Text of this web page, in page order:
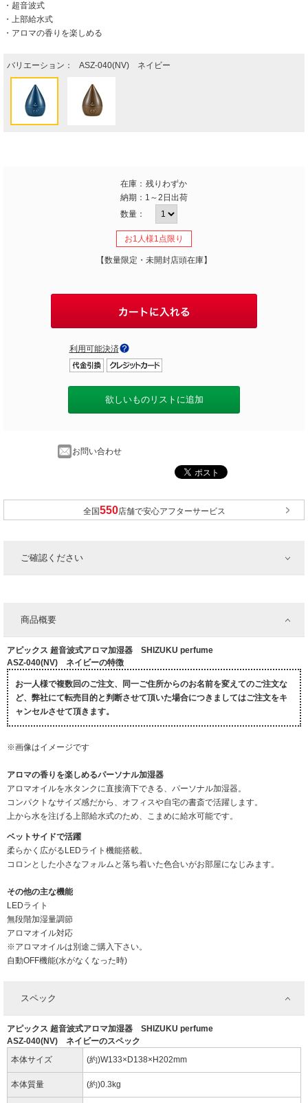
・超音波式
・上部給水式
・アロマの香りを楽しめる
バリエーション： ASZ-040(NV) ネイビー
在庫： 残りわずか
納期： 1～2日出荷
数量：
お1人様1点限り
【数量限定・未開封店頭在庫】
利用可能決済
欲しいものリストに追加
お問い合わせ
全国 店舗で安心アフターサービス
ご確認ください
商品概要
アピックス 超音波式アロマ加湿器 SHIZUKU perfume
ASZ-040(NV) ネイビーの特徴
お一人様で複数回のご注文、同一ご住所からのお名前を変えてのご注文な
ど、弊社にて転売目的と判断させて頂いた場合につきましてはご注文をキ
ャンセルさせて頂きます。
※画像はイメージです
アロマの香りを楽しめるパーソナル加湿器
アロマオイルを水タンクに直接滴下できる、パーソナル加湿器。
コンパクトなサイズ感だから、オフィスや自宅の書斎で活躍します。
上から水を注げる上部給水式のため、こまめに給水可能です。
ベットサイドで活躍
柔らかく広がるLEDライト機能搭載。
コロンとした小さなフォルムと落ち着いた色合いがお部屋になじみます。
その他の主な機能
LEDライト
無段階加湿量調節
アロマオイル対応
※アロマオイルは別途ご購入下さい。
自動OFF機能(水がなくなった時)
スペック
アピックス 超音波式アロマ加湿器 SHIZUKU perfume
ASZ-040(NV) ネイビーのスペック
本体サイズ
(約)W133×D138×H202mm
本体質量 (約)0.3kg